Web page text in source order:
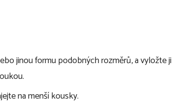
jinou formu podobných rozměrů, a vyložte ji
na menší kousky.